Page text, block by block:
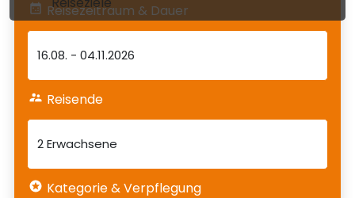
Reisezeitraum & Dauer
16.08. -04.11.2026
Reisende
2 Erwachsene
Kategorie & Verpflegung